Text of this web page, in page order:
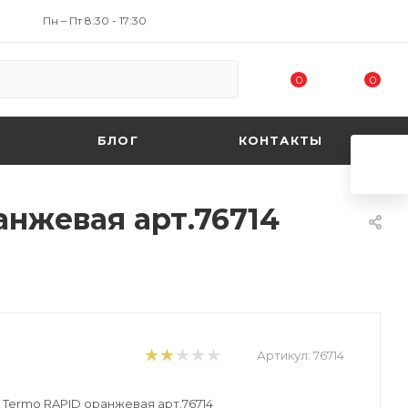
Пн – Пт 8:30 - 17:30
0 0
БЛОГ КОНТАКТЫ
арт.76714
Артикул: 76714
RAPID оранжевая арт.76714